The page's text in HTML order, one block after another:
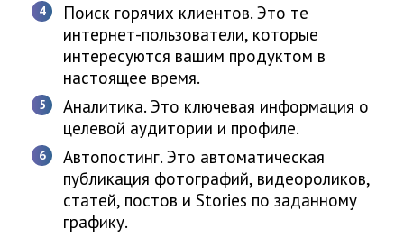
Поиск горячих клиентов. Это те
интернет-пользователи, которые
интересуются вашим продуктом в
настоящее время.
Аналитика. Это ключевая информация о
целевой аудитории и профиле.
Автопостинг. Это автоматическая
публикация фотографий, видеороликов,
статей, постов и Stories по заданному
графику.